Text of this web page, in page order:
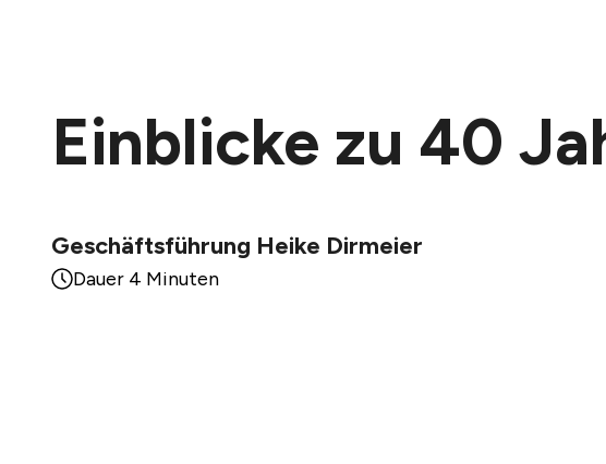
Einblicke zu 40
Geschäftsführung Heike Dirmeier
Dauer 4 Minuten